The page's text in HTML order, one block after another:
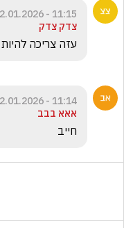
11:15 - 12.01.2026
צדק צדק
עזה צריכה
11:14 - 12.01.2026
אאא בבב
חייב